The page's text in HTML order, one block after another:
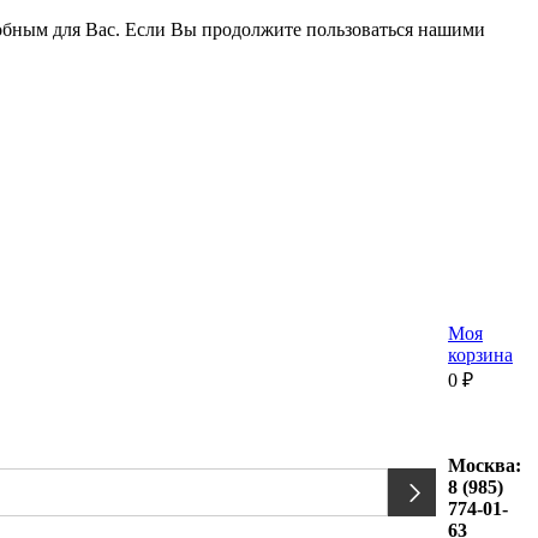
для Вас. Если Вы продолжите пользоваться нашими
Моя
корзина
0 ₽
Москва:
8 (985)
774-01-
63